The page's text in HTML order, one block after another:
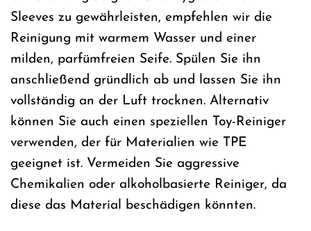
Sleeves zu gewährleisten, empfehlen wir die
Reinigung mit warmem Wasser und einer
milden, parfümfreien Seife. Spülen Sie ihn
anschließend gründlich ab und lassen Sie ihn
vollständig an der Luft trocknen. Alternativ
können Sie auch einen speziellen Toy-Reiniger
verwenden, der für Materialien wie TPE
geeignet ist. Vermeiden Sie aggressive
Chemikalien oder alkoholbasierte Reiniger, da
diese das Material beschädigen könnten.